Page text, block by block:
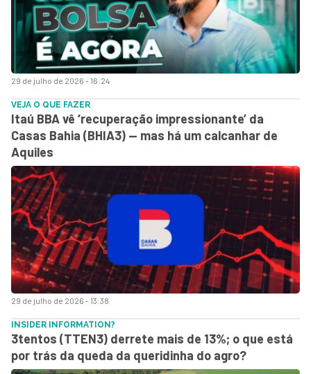
29 de julho de 2026 - 16:24
29 de julho de 2026 - 13:38
VEJA O QUE FAZER
Itaú BBA vê ‘recuperação impressionante’ da
Casas Bahia (BHIA3) — mas há um calcanhar de
Aquiles
INSIDER INFORMATION?
3tentos (TTEN3) derrete mais de 13%; o que está
por trás da queda da queridinha do agro?